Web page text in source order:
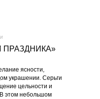
ПРАЗДНИКА»
ясности,
украшении. Серьги
цельности и
этом небольшом